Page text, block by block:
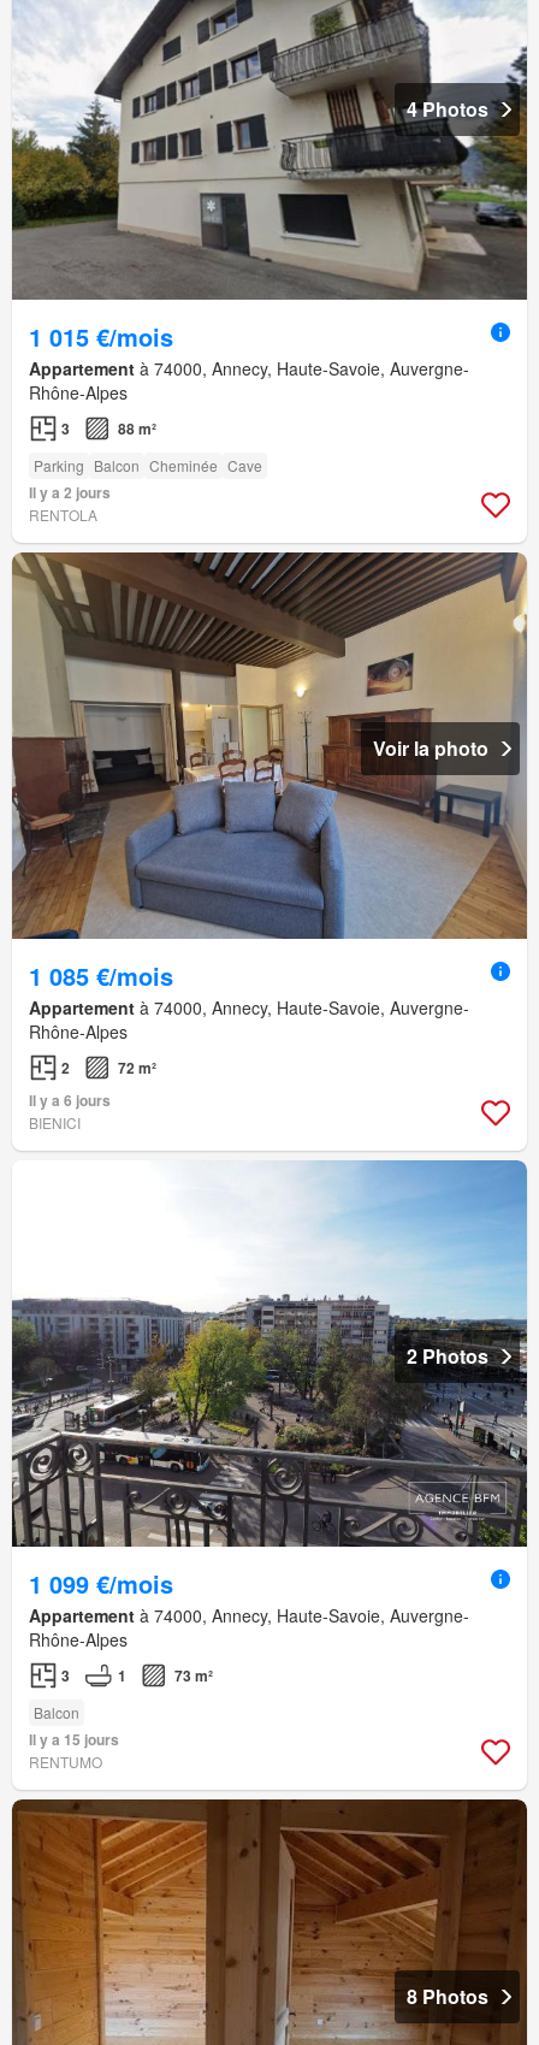
4 Photos
1 015 €/mois
Appartement à 74000, Annecy, Haute-Savoie, Auvergne-
Rhône-Alpes
3 88 m²
Parking Balcon Cheminée Cave
Il y a 2 jours
RENTOLA
Voir la photo
1 085 €/mois
Appartement à 74000, Annecy, Haute-Savoie, Auvergne-
Rhône-Alpes
2
72 m²
Il y a 6 jours
BIENICI
2 Photos
1 099 €/mois
Appartement à 74000, Annecy, Haute-Savoie, Auvergne-
Rhône-Alpes
3 1 73 m²
Balcon
Il y a 15 jours
RENTUMO
8 Photos